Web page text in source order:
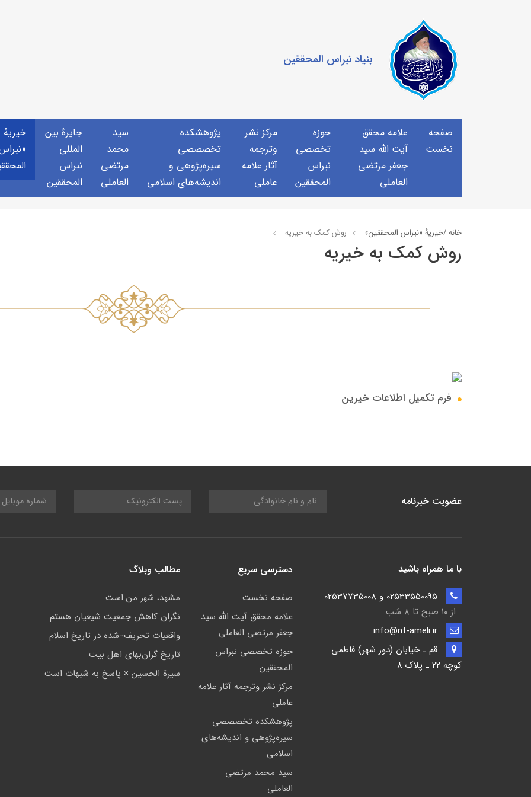
بنیاد نبراس المحققین
صفحه
نخست
علامه محقق
آیت الله سید
جعفر مرتضی
العاملی
حوزه
تخصصی
نبراس
المحققین
مركز نشر
وترجمه
آثار علامه
عاملی
پژوهشكده
تخصصصى
سیره‌پژوهی و
اندیشه‌های اسلامی
سید
محمد
مرتضی
العاملی
جايرهٔ بین
المللی
نبراس
المحققین
خيريهٔ
خانه /خيريهٔ «نبراس المحققين» روش کمک به خیریه
روش کمک به خیریه
فرم تکمیل اطلاعات خیرین
عضویت خبرنامه
با ما همراه باشید
از ۱۰ صبح تا ۸ شب
قم ـ خيابان (دور شهر) فاطمي
كوچه 22 ـ پلاک 8
دسترسی سریع
صفحه نخست
علامه محقق آیت الله سید
جعفر مرتضی العاملی
حوزه تخصصی نبراس
المحققین
مركز نشر وترجمه آثار علامه
عاملی
پژوهشكده تخصصصى
سیره‌پژوهی و اندیشه‌های
اسلامی
سید محمد مرتضی
العاملی
مطالب وبلاگ
مشهد، شهر من است
نگران کاهش جمعيت شيعيان هستم
واقعيات تحريف¬شده در تاريخ اسلام
تاريخ گران‌بهاي اهل بيت
سيرة الحسين × پاسخ به شبهات است